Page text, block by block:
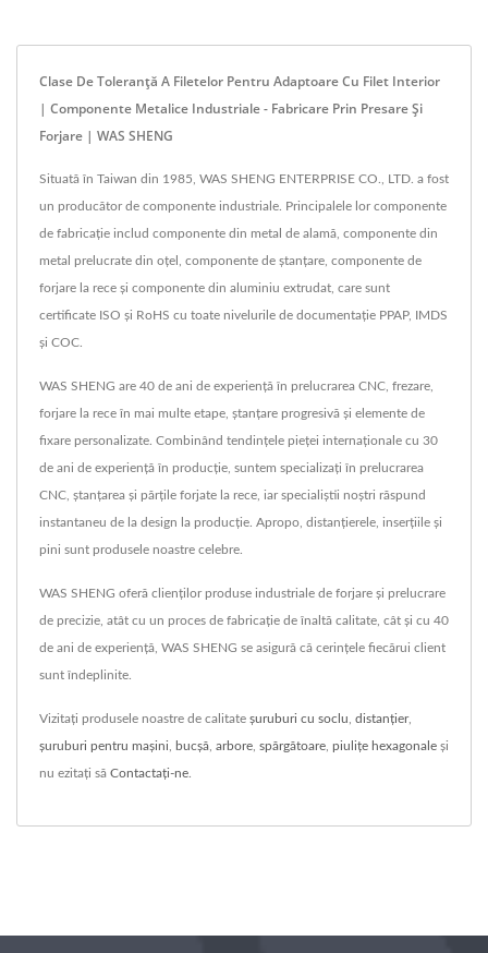
Clase De Toleranță A Filetelor Pentru Adaptoare Cu Filet Interior
| Componente Metalice Industriale - Fabricare Prin Presare Și
Forjare | WAS SHENG
Situată în Taiwan din 1985, WAS SHENG ENTERPRISE CO., LTD. a fost
un producător de componente industriale. Principalele lor componente
de fabricație includ componente din metal de alamă, componente din
metal prelucrate din oțel, componente de ștanțare, componente de
forjare la rece și componente din aluminiu extrudat, care sunt
certificate ISO și RoHS cu toate nivelurile de documentație PPAP, IMDS
și COC.
WAS SHENG are 40 de ani de experiență în prelucrarea CNC, frezare,
forjare la rece în mai multe etape, ștanțare progresivă și elemente de
fixare personalizate. Combinând tendințele pieței internaționale cu 30
de ani de experiență în producție, suntem specializați în prelucrarea
CNC, ștanțarea și părțile forjate la rece, iar specialiștii noștri răspund
instantaneu de la design la producție. Apropo, distanțierele, inserțiile și
pini sunt produsele noastre celebre.
WAS SHENG oferă clienților produse industriale de forjare și prelucrare
de precizie, atât cu un proces de fabricație de înaltă calitate, cât și cu 40
de ani de experiență, WAS SHENG se asigură că cerințele fiecărui client
sunt îndeplinite.
Vizitați produsele noastre de calitate șuruburi cu soclu distanţier,
șuruburi pentru mașini bucșă arbore spărgătoare piulițe hexagonale și
nu ezitați să Contactați-ne